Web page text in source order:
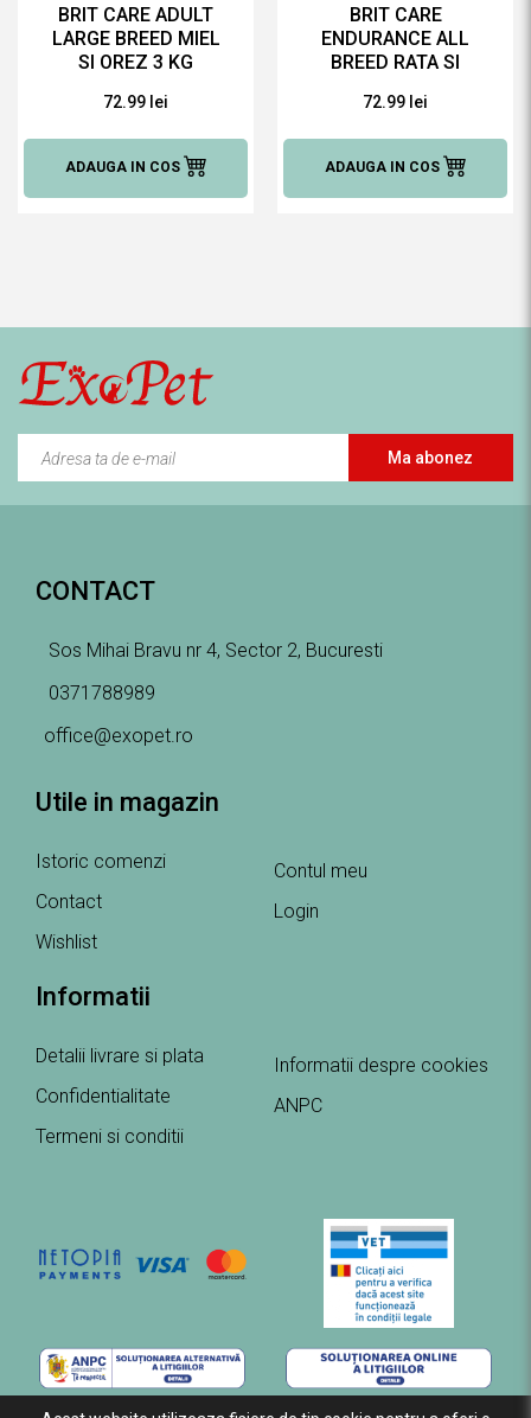
BRIT CARE ADULT
LARGE BREED MIEL
SI OREZ 3 KG
PENTRU CAINI
72.99 lei
ADAUGA IN COS
BRIT CARE
ENDURANCE ALL
BREED RATA SI
USCATĂ PENTRU
CAINI
72.99 lei
ADAUGA IN COS
Ma abonez
CONTACT
Sos Mihai Bravu nr 4, Sector 2, Bucuresti
0371788989
office@exopet.ro
Utile in magazin
Istoric comenzi
Contact
Wishlist
Contul meu
Login
Informatii
Detalii livrare si plata
Confidentialitate
Termeni si conditii
Informatii despre cookies
ANPC